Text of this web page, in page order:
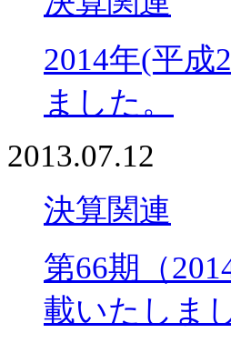
2014年(平成
ました。
2013.07.12
決算関連
第66期（
載いたしま